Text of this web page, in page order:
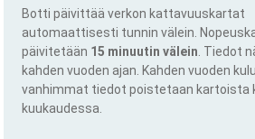
Botti päivittää verkon kattavuuskartat
automaattisesti tunnin välein.
päivitetään 15 minuutin välein . Tiedot
kahden vuoden ajan. Kahden vuoden
vanhimmat tiedot poistetaan kartoista
kuukaudessa.